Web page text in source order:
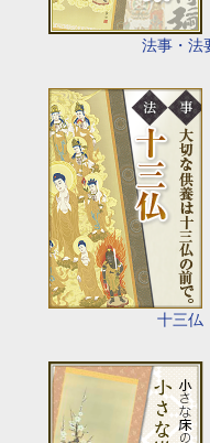
法事・法
十三仏